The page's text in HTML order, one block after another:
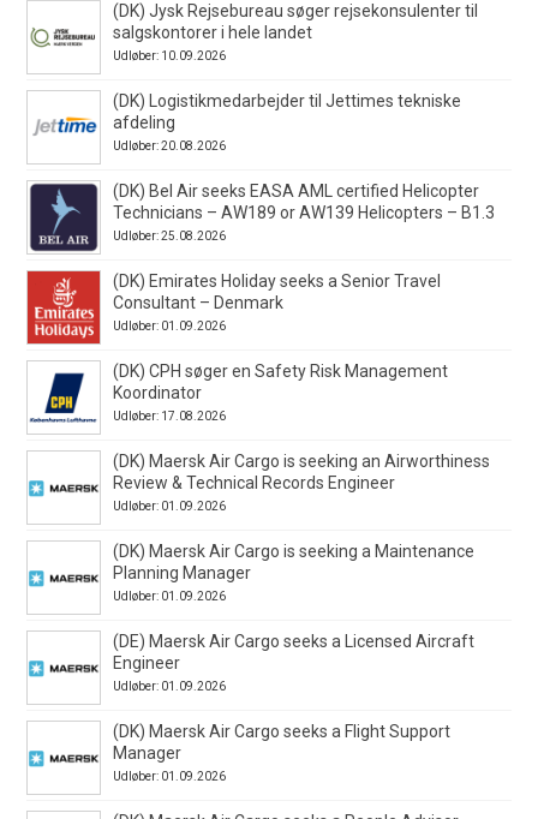
(DK) Jysk Rejsebureau søger rejsekonsulenter til
salgskontorer i hele landet
Udløber: 10.09.2026
(DK) Logistikmedarbejder til Jettimes tekniske
afdeling
Udløber: 20.08.2026
(DK) Bel Air seeks EASA AML certified Helicopter
Technicians – AW189 or AW139 Helicopters – B1.3
Udløber: 25.08.2026
(DK) Emirates Holiday seeks a Senior Travel
Consultant – Denmark
Udløber: 01.09.2026
(DK) CPH søger en Safety Risk Management
Koordinator
Udløber: 17.08.2026
(DK) Maersk Air Cargo is seeking an Airworthiness
Review & Technical Records Engineer
Udløber: 01.09.2026
(DK) Maersk Air Cargo is seeking a Maintenance
Planning Manager
Udløber: 01.09.2026
(DE) Maersk Air Cargo seeks a Licensed Aircraft
Engineer
Udløber: 01.09.2026
(DK) Maersk Air Cargo seeks a Flight Support
Manager
Udløber: 01.09.2026